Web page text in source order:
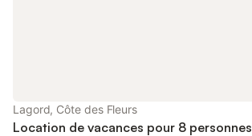
Lagord, Côte des Fleurs
Location de vacances pour 8 personnes